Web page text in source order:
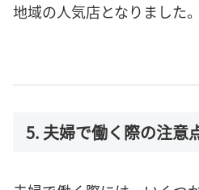
地域の人気店となりました。
5. 夫婦で働く際の注意